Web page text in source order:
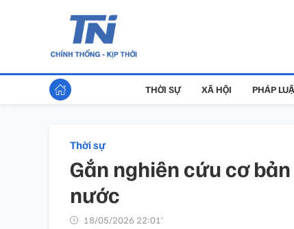
THỜI SỰ XÃ HỘI PHÁP
Thời sự
Gắn nghiên cứu cơ
nước
18/05/2026 22:01’